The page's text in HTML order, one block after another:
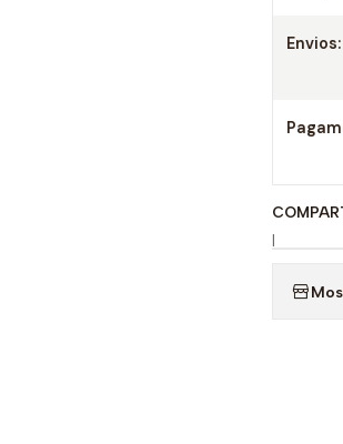
Envios:
|